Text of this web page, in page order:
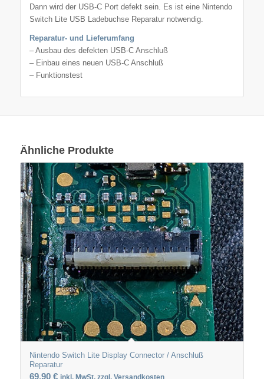
Dann wird der USB-C Port defekt sein. Es ist eine Nintendo
Switch Lite USB Ladebuchse Reparatur notwendig.
Reparatur- und Lieferumfang
– Ausbau des defekten USB-C Anschluß
– Einbau eines neuen USB-C Anschluß
– Funktionstest
Ähnliche Produkte
Nintendo Switch Lite Display Connector / Anschluß
Reparatur
69,90 €